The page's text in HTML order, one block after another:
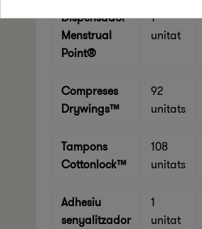
Dispensador
Menstrual
Point®
1
unitat
Compreses
Drywings™
92
unitats
Tampons
Cottonlock™
108
unitats
Adhesiu
senyalitzador
1
unitat